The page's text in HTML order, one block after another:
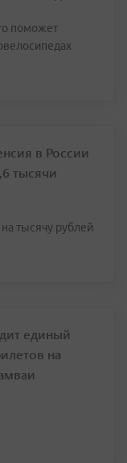
поможет
в России
тысячи
тысячу рублей
единый
на